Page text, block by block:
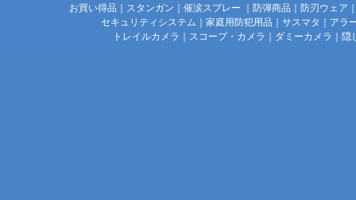
お買い得品
スタンガン 催涙スプレー 防弾商品 防刃ウェア
セキュリティシステム
家庭用防犯用品 サスマタ
アラ
トレイルカメラ
スコープ・カメラ ダミーカメラ 隠